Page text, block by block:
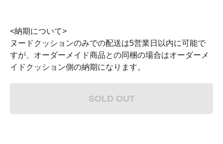
<納期について>
ヌードクッションのみでの配送は5営業日以内に可能で
すが、オーダーメイド商品との同梱の場合はオーダーメ
イドクッション側の納期になります。
SOLD OUT